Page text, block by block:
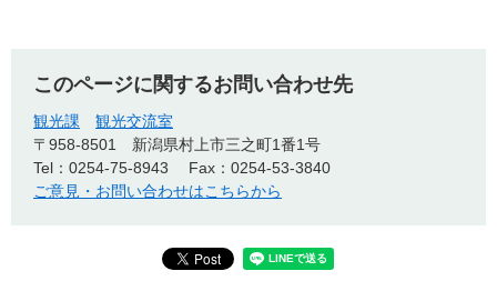
このページに関するお問い合わせ先
観光課
観光交流室
〒958-8501
新潟県村上市三之町1番1号
Tel：0254-75-8943
Fax：0254-53-3840
ご意見・お問い合わせはこちらから